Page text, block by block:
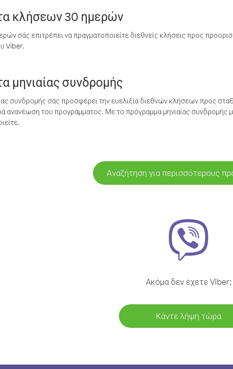
κλήσεων 30 ημερών
σάς επιτρέπει να πραγματοποιείτε διεθνείς κλήσεις προς
Viber.
μηνιαίας συνδρομής
συνδρομής σάς προσφέρει την ευελιξία διεθνών κλήσεων προς
ανανέωση του προγράμματος. Με το πρόγραμμα μηνιαίας συνδρομής
Αναζήτηση για περισσότερους
Ακόμα δεν έχετε Viber;
Κάντε λήψη τώρα